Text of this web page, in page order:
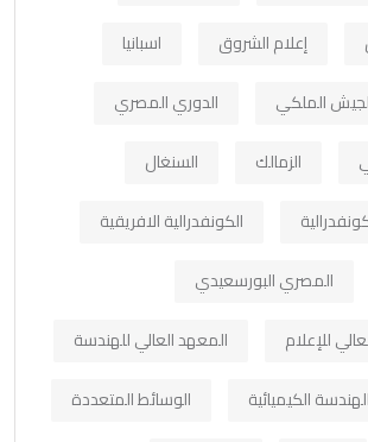
إعلام الشروق
اسبانيا
الملكي
الدوري المصري
الزمالك
السنغال
الكونفدرالية الافريقية
المصري البورسعيدي
للإعلام
المعهد العالي للهندسة
الهندسة الكيميائية
الوسائط المتعددة